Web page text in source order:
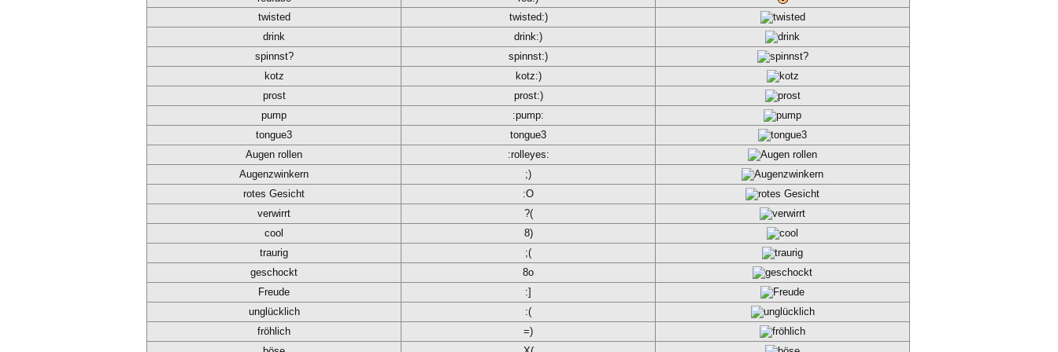
twisted
twisted:)
drink
drink:)
spinnst?
spinnst:)
kotz
kotz:)
prost
prost:)
pump
:pump:
tongue3
tongue3
Augen rollen
:rolleyes:
Augenzwinkern
;)
rotes Gesicht
:O
verwirrt
?(
cool
8)
traurig
;(
geschockt
8o
Freude
:]
unglücklich
:(
fröhlich
=)